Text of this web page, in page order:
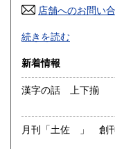
高知県
佐賀県
熊本県
沖縄県
店舗へのお問い
誠実・迅速
沿線名：青梅線
最寄駅：小作駅
営業時間：am.9〜
定休日：特になし
書籍の買取について
続きを読む
新着情報
月刊「土佐 」 創